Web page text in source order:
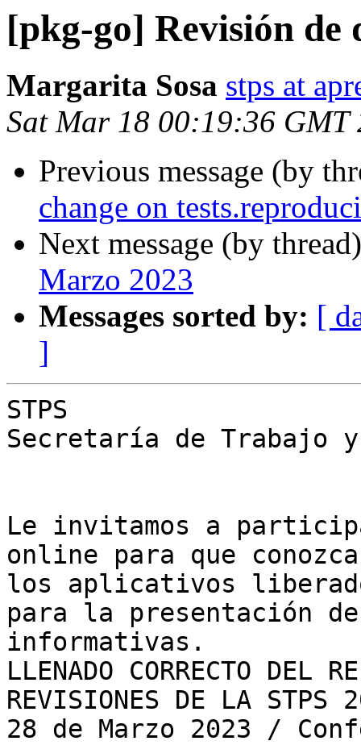
[pkg-go] Revisión de
Margarita Sosa stps at
Sat Mar 18 00:19:36 GMT
Previous message (by
change on
Next message (by
Marzo 2023
Messages sorted by: [
]
STPS
Secretaría de Trabajo
Le invitamos a
online para que
los aplicativos
para la presentación
informativas.
LLENADO CORRECTO DEL
REVISIONES DE LA STPS
28 de Marzo 2023 /